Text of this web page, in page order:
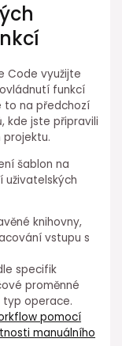
Code⁢ využijte
funkcí
to na předchozí
kde jste připravili
šablon na
⁢knihovny,
vstupu s
specifik
proměnné
typ operace.
pomocí
manuálního